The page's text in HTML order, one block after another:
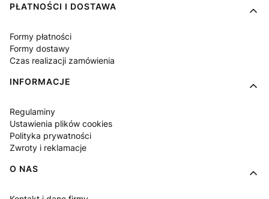
PŁATNOŚCI I DOSTAWA
Formy płatności
Formy dostawy
Czas realizacji zamówienia
INFORMACJE
Regulaminy
Ustawienia plików cookies
Polityka prywatności
Zwroty i reklamacje
O NAS